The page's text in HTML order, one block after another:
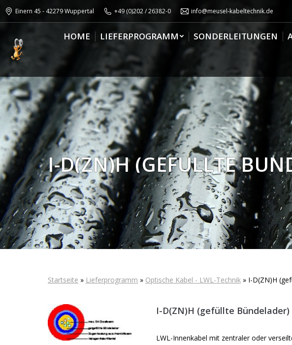
Einern 45 - 42279 Wuppertal +49 (0)202 / 26382-0 info@meusel-kabeltechnik.de
HOME LIEFERPROGRAMM SONDERLEITUNGEN
I-D(ZN)H (GEFÜLLTE
Startseite » Lieferprogramm » Optische Kabel - LWL-Technik » I-D(ZN)H
I-D(ZN)H (gefüllte Bündelader)
LWL-Innenkabel mit zentraler oder